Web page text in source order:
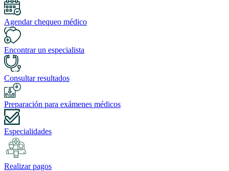
Agendar chequeo médico
Encontrar un especialista
Consultar resultados
Preparación para exámenes médicos
Especialidades
Realizar pagos